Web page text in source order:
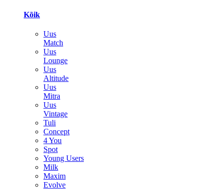
Kõik
Uus
Match
Uus
Lounge
Uus
Altitude
Uus
Mitra
Uus
Vintage
Tuli
Concept
4 You
Spot
Young Users
Milk
Maxim
Evolve